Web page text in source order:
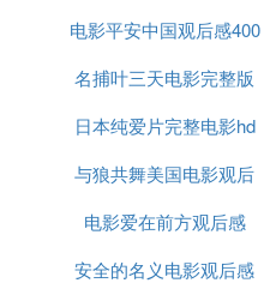
电影名称为，千王
1991该影片是由知名导
黄百鸣,任达华,叶子楣,泰
港千王黄上千（黄百鸣
上千结下了仇怨。黄上千
捞一笔，于是伙同任公子
媚（叶子楣 饰）设局。
电影平安中国观后感400
字
名捕叶三天电影完整版
日本纯爱片完整电影hd
与狼共舞美国电影观后
感
电影爱在前方观后感
安全的名义电影观后感